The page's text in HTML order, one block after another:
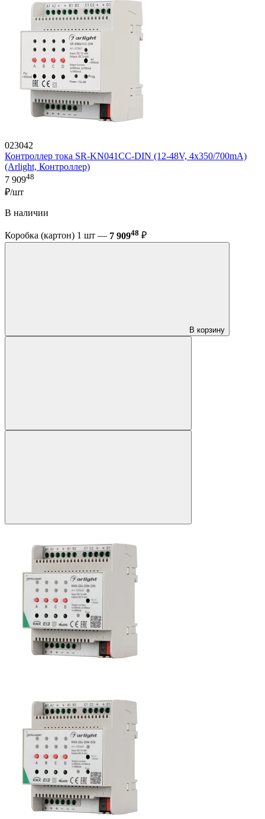
023042
Контроллер тока SR-KN041CC-DIN (12-48V, 4x350/700mA)
(Arlight, Контроллер)
7 90948
₽/шт
В наличии
Коробка (картон) 1 шт — 7 90948 ₽
В корзину